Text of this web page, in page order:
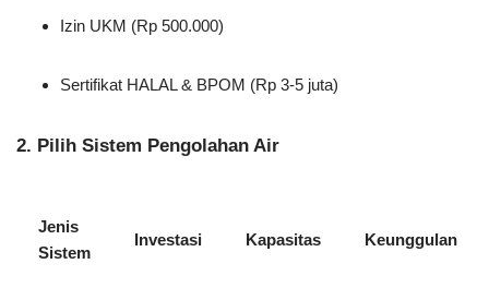
Izin UKM (Rp 500.000)
Sertifikat HALAL & BPOM (Rp 3-5 juta)
2. Pilih Sistem Pengolahan Air
Jenis
Sistem
Investasi Kapasitas Keunggulan